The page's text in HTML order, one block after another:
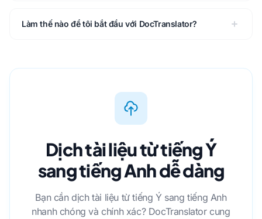
Làm thế nào để tôi bắt đầu với DocTranslator?
Dịch tài liệu từ tiếng Ý
sang tiếng Anh dễ dàng
Bạn cần dịch tài liệu từ tiếng Ý sang tiếng Anh
nhanh chóng và chính xác? DocTranslator cung